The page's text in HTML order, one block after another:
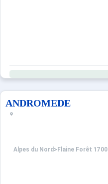
ANDROMEDE
Alpes du Nord > Flaine Forêt 1700